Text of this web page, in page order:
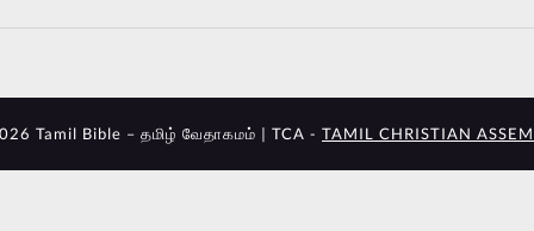
Tamil Bible – தமிழ் வேதாகமம் | TCA - TAMIL CHRISTIAN